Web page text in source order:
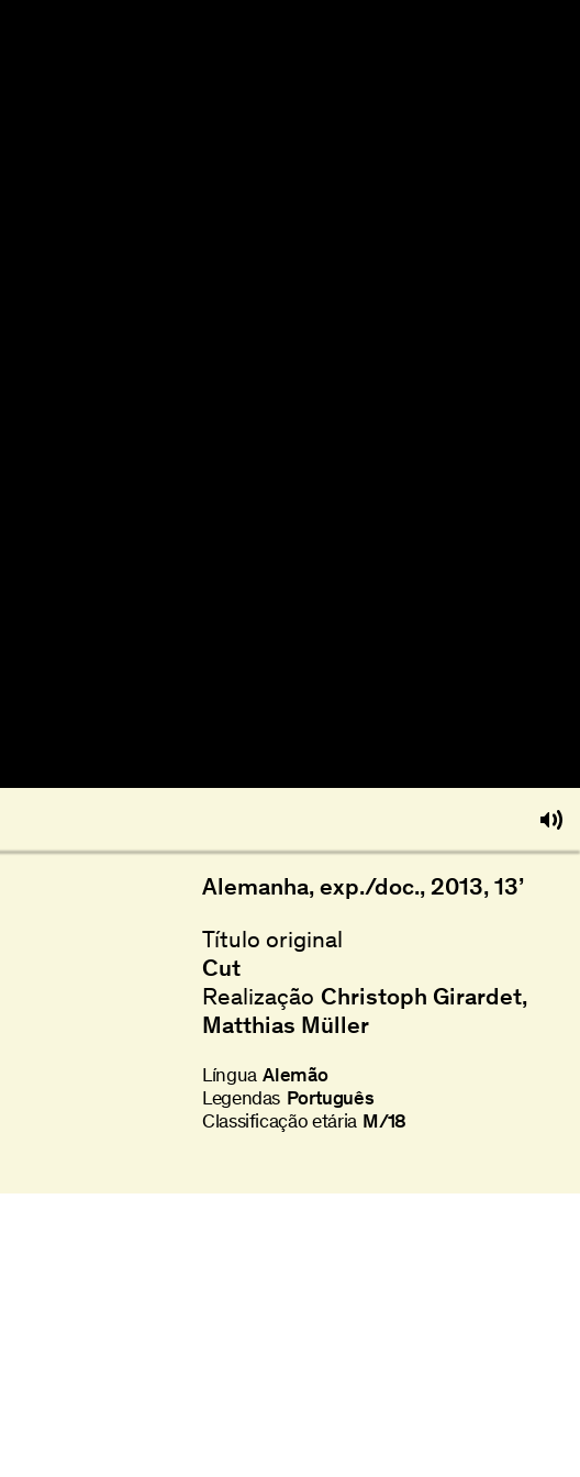
Alemanha, exp./doc., 2013, 13’
Título original
Cut
Realização Christoph Girardet
Matthias Müller
Língua Alemão
Legendas Português
Classificação etária M/18